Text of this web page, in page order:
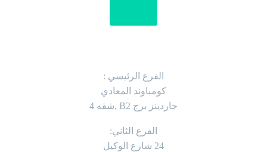
الفرع الرئيسي :
كومباوند المعادي
جاردينز برج B2 ,شقه 4
الفرع الثاني:
24 شارع الوكيل